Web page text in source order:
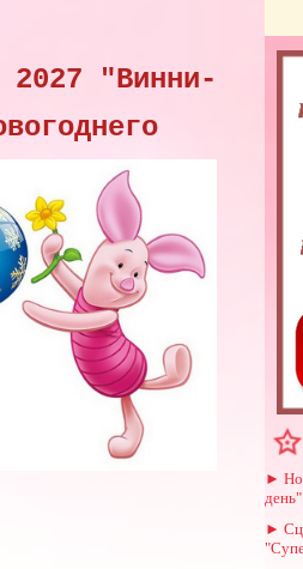
►
►
2027 "Винни-